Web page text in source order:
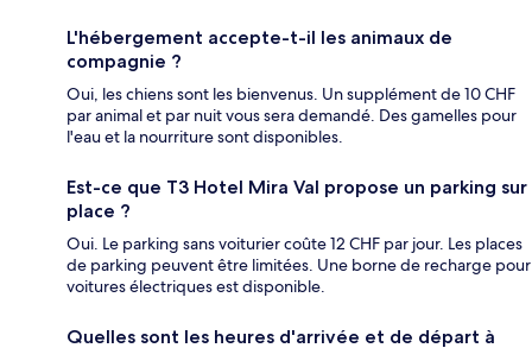
L'hébergement accepte-t-il les animaux de
compagnie ?
Oui, les chiens sont les bienvenus. Un supplément de 10 CHF
par animal et par nuit vous sera demandé. Des gamelles pour
l'eau et la nourriture sont disponibles.
Est-ce que T3 Hotel Mira Val propose un parking sur
place ?
Oui. Le parking sans voiturier coûte 12 CHF par jour. Les places
de parking peuvent être limitées. Une borne de recharge pour
voitures électriques est disponible.
Quelles sont les heures d'arrivée et de départ à